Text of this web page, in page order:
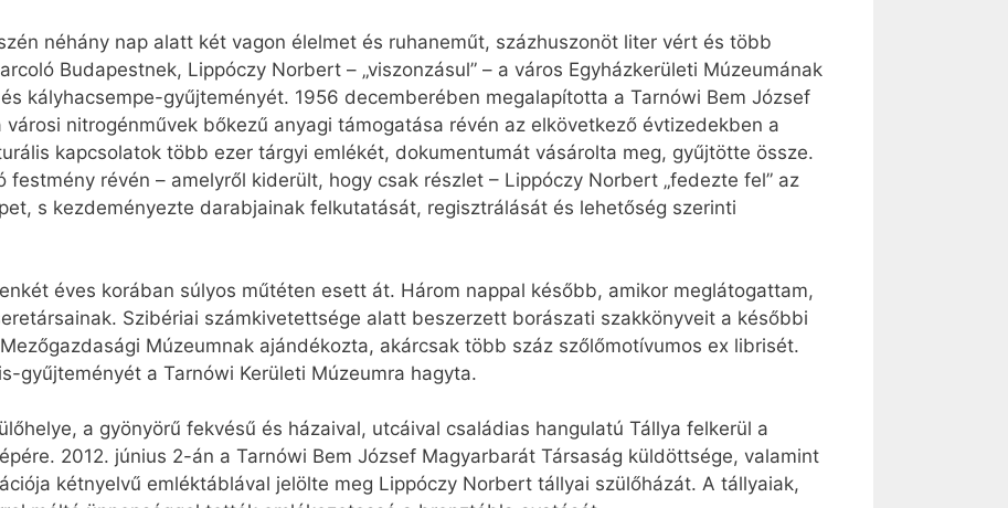
néhány nap alatt két vagon élelmet és ruhaneműt, százhuszonöt liter vért és több
Budapestnek, Lippóczy Norbert – „viszonzásul” – a város Egyházkerületi Múzeumának
kályhacsempe-gyűjteményét. 1956 decemberében megalapította a Tarnówi Bem József
nitrogénművek bőkezű anyagi támogatása révén az elkövetkező évtizedekben a
kapcsolatok több ezer tárgyi emlékét, dokumentumát vásárolta meg, gyűjtötte össze.
festmény révén – amelyről kiderült, hogy csak részlet – Lippóczy Norbert „fedezte fel” az
s kezdeményezte darabjainak felkutatását, regisztrálását és lehetőség szerinti
éves korában súlyos műtéten esett át. Három nappal később, amikor meglátogattam,
Szibériai számkivetettsége alatt beszerzett borászati szakkönyveit a későbbi
Múzeumnak ajándékozta, akárcsak több száz szőlőmotívumos ex librisét.
gyűjteményét a Tarnówi Kerületi Múzeumra hagyta.
a gyönyörű fekvésű és házaival, utcáival családias hangulatú Tállya felkerül a
2012. június 2-án a Tarnówi Bem József Magyarbarát Társaság küldöttsége, valamint
kétnyelvű emléktáblával jelölte meg Lippóczy Norbert tállyai szülőházát. A tállyaiak,